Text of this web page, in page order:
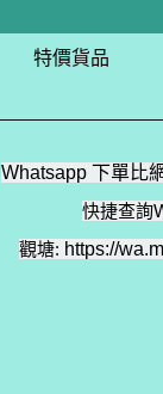
特價貨品
Whatsapp 下單比
快捷查詢
觀塘: https://